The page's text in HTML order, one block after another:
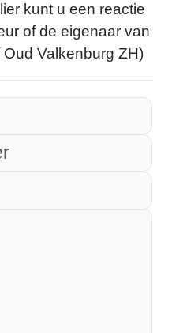
kunt u een reactie
of de eigenaar van
Valkenburg ZH)